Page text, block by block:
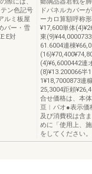
際には、
ン色記号
ルミ板屋
バー・雪
対
郷隅品器君戦を
ドパネルカバー
ーカロ算額呼称
¥17,600単体
東
61.6004連棟
(4)¥6,6000442連
(8)¥13.200066半
1¥18,7000873連
25,3004距頼
合せ価格は、本
亘︱パオ●表示価
及び消費税は含
めに「使用上、
をしてください